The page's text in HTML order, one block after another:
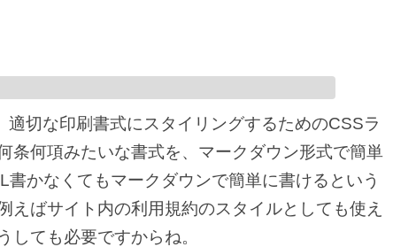
切な印刷書式にスタイリングするためのCSSラ
条何項みたいな書式を、マークダウン形式で簡単
かなくてもマークダウンで簡単に書けるという
えばサイト内の利用規約のスタイルとしても使え
しても必要ですからね。